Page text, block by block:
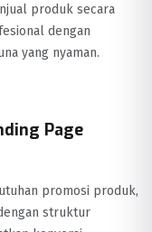
produk secara
dengan
yang nyaman.
Page
promosi produk,
struktur